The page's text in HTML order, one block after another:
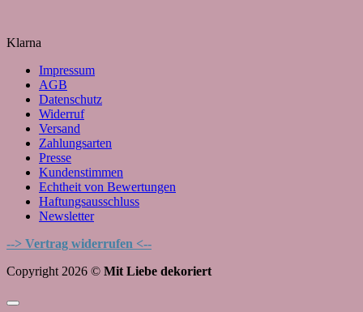
Klarna
Impressum
AGB
Datenschutz
Widerruf
Versand
Zahlungsarten
Presse
Kundenstimmen
Echtheit von Bewertungen
Haftungsausschluss
Newsletter
--> Vertrag widerrufen <--
Copyright 2026 © Mit Liebe dekoriert